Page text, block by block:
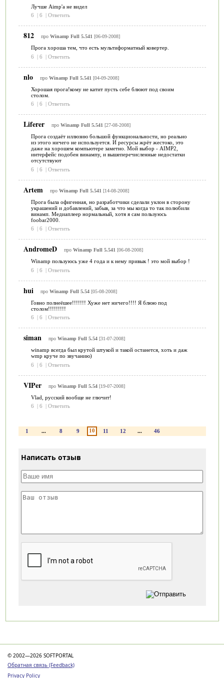
Лучше Aimp'a не видел
6
| 6 | Ответить
812 про Winamp Full 5.541 [06-09-2008]
Прога хороша тем, что есть мультиформатный ковертер.
6
| 6 | Ответить
nlo про Winamp Full 5.541 [04-09-2008]
Хорошая прога!кому не катит пусть себе блюют под своим
столом.
6
| 6 | Ответить
Liferer про Winamp Full 5.541 [27-08-2008]
Прога создаёт иллюзию большой функциональности, но реально
из этого ничего не используется. И ресурсы жрёт жестоко, это
даже на хорошем компьютере заметно. Мой выбор - AIMP2,
интерфейс подобен винампу, и вышеперечисленные недостатки
отсутствуют
6
| 6 | Ответить
Artem про Winamp Full 5.541 [14-08-2008]
Прога была офигенная, но разработчики сделали уклон в сторону
украшений и добавлений, забыв, за что мы когда то так полюбили
винамп. Медиаплеер нормальный, хотя я сам пользуюсь
foobar2000.
6
| 6 | Ответить
AndromeD про Winamp Full 5.541 [06-08-2008]
Winamp пользуюсь уже 4 года и к нему привык ! это мой выбор !
6
| 6 | Ответить
hui про Winamp Full 5.54[05-08-2008]
Говно полнеёшее!!!!!!! Хуже нет ничего!!!! Я блюю под
столом!!!!!!!!!
6
| 6 | Ответить
siman про Winamp Full 5.54[31-07-2008]
winamp всегда был крутой штукой и такой останется, хоть и даж
wmp круче по звучанию)
6
| 6 | Ответить
VIPer про Winamp Full 5.54[19-07-2008]
Vlad, русский вообще не глючит!
6
| 6 | Ответить
1 ... 8 9 10 11 12 ... 46
Написать отзыв
© 2002—2026 SOFTPORTAL
Обратная связь (Feedback)
Privacy Policy